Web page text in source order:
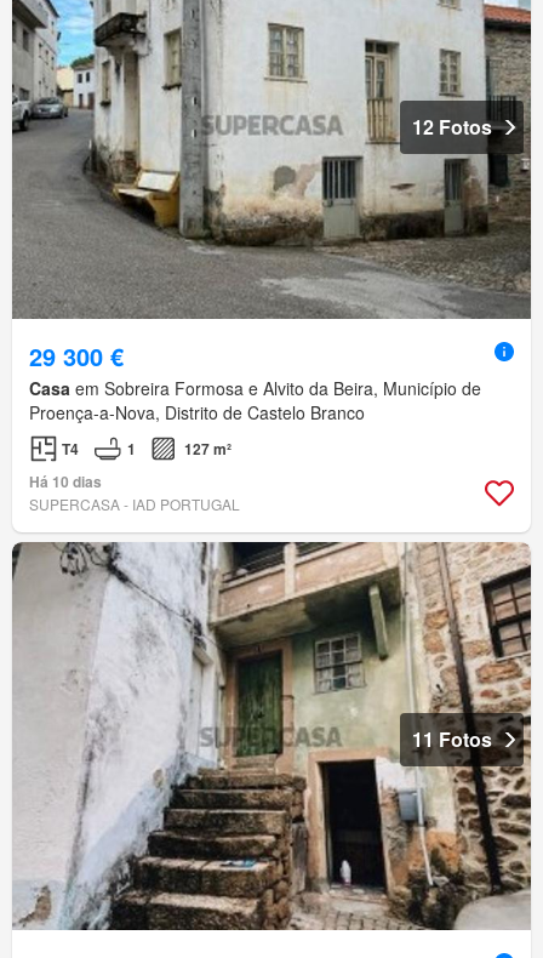
12 Fotos
29 300 €
Casa em Sobreira Formosa e Alvito da Beira, Município de
Proença-a-Nova, Distrito de Castelo Branco
T4 1
127 m²
Há 10 dias
SUPERCASA - IAD PORTUGAL
11 Fotos